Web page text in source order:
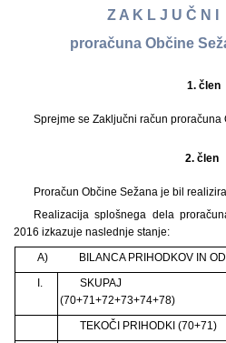
Z A K L J U Č N I
proračuna Občine
1. člen
Sprejme se Zaključni račun
2. člen
Proračun Občine Sežana je bil
Realizacija splošnega dela
2016 izkazuje naslednje stanje:
A)
BILANCA PRIHODKOV IN
I.
SKUPAJ
(70+71+72+73+74+78)
TEKOČI PRIHODKI (70+71)